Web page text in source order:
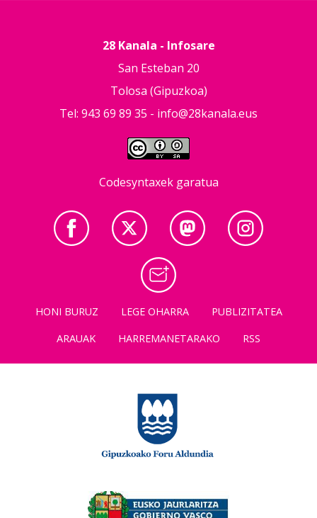
28 Kanala - Infosare
San Esteban 20
Tolosa (Gipuzkoa)
Tel: 943 69 89 35 - info@28kanala.eus
Codesyntaxek garatua
HONI BURUZ LEGE OHARRA
PUBLIZITATEA
ARAUAK
HARREMANETARAKO RSS